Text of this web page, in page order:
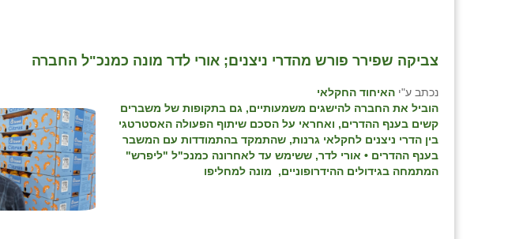
צביקה שפירר פורש מהדרי ניצנים; אורי לדר מונה כמנכ"ל החברה
נכתב ע"י האיחוד החקלאי
הוביל את החברה להישגים משמעותיים, גם בתקופות של משברים
קשים בענף ההדרים, ואחראי על הסכם שיתוף הפעולה האסטרטגי
בין הדרי ניצנים לחקלאי גרנות, שהתמקד בהתמודדות עם המשבר
בענף ההדרים • אורי לדר, ששימש עד לאחרונה כמנכ"ל "ליפרש"
המתמחה בגידולים ההידרופוניים, מונה למחליפו